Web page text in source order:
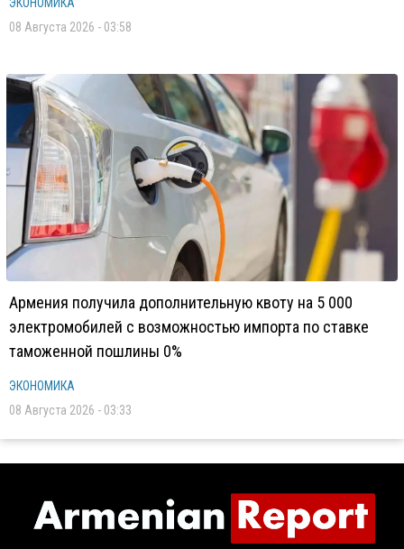
08 Августа 2026 - 03:58
Армения получила дополнительную квоту на 5 000
электромобилей с возможностью импорта по ставке
таможенной пошлины 0%
ЭКОНОМИКА
08 Августа 2026 - 03:33